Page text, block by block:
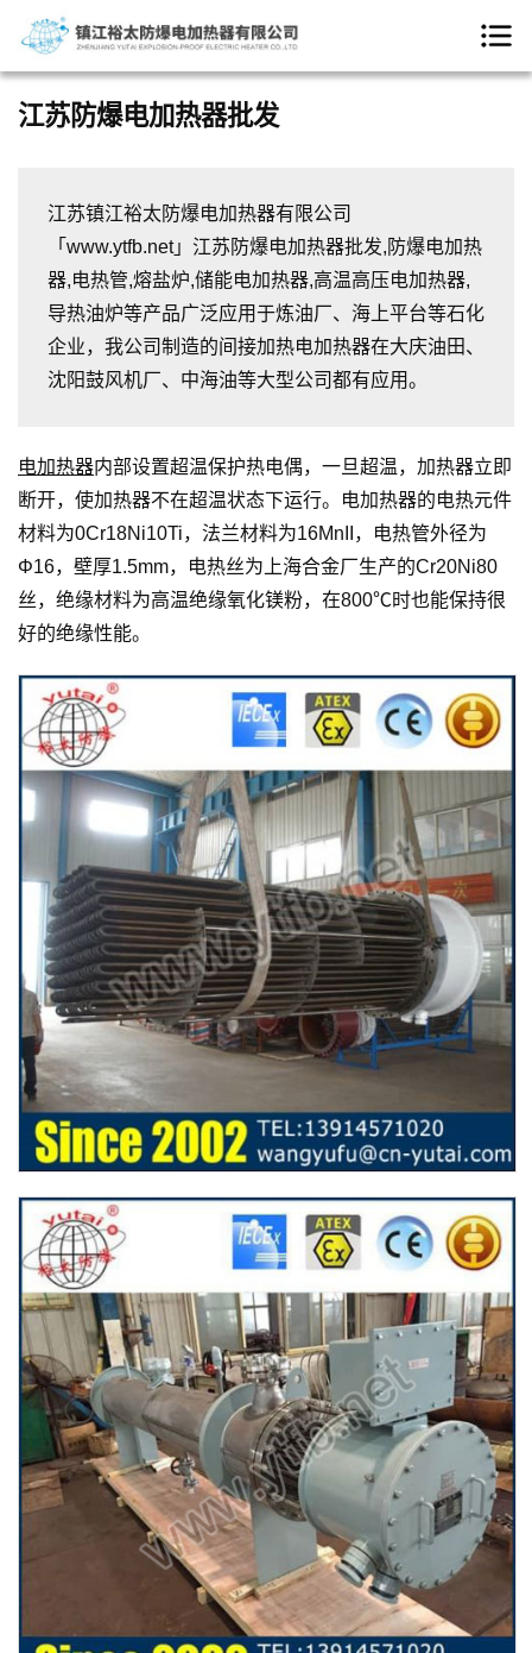
江苏防爆电加热器批发
江苏镇江裕太防爆电加热器有限公司
「www.ytfb.net」江苏防爆电加热器批发,防爆电加热
器,电热管,熔盐炉,储能电加热器,高温高压电加热器,
导热油炉等产品广泛应用于炼油厂、海上平台等石化
企业，我公司制造的间接加热电加热器在大庆油田、
沈阳鼓风机厂、中海油等大型公司都有应用。
电加热器内部设置超温保护热电偶，一旦超温，加热器立即
断开，使加热器不在超温状态下运行。电加热器的电热元件
材料为0Cr18Ni10Ti，法兰材料为16MnII，电热管外径为
Φ16，壁厚1.5mm，电热丝为上海合金厂生产的Cr20Ni80
丝，绝缘材料为高温绝缘氧化镁粉，在800℃时也能保持很
好的绝缘性能。